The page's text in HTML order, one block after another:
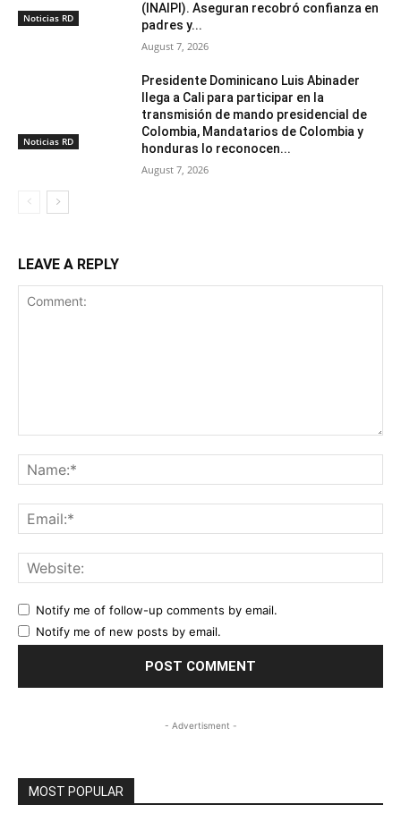
Noticias RD
(INAIPI). Aseguran recobró confianza en
padres y...
August 7, 2026
Noticias RD
Presidente Dominicano Luis Abinader
llega a Cali para participar en la
transmisión de mando presidencial de
Colombia, Mandatarios de Colombia y
honduras lo reconocen...
August 7, 2026
LEAVE A REPLY
Notify me of follow-up comments by email.
Notify me of new posts by email.
- Advertisment -
MOST POPULAR